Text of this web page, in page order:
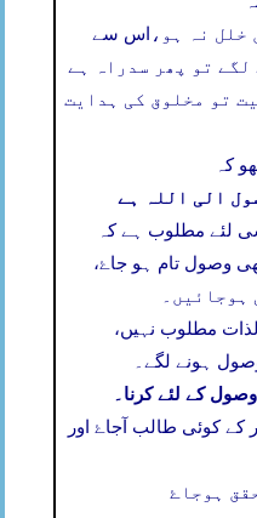
اس سے خلل نہ ہو،
لگے تو پھر سدراہ ہے
تو مخلوق کی ہدایت
کہ
الی اللہ ہے
لئے مطلوب ہے کہ
وصول تام ہو جاۓ،
مطلوب نہیں،
ہونے لگے۔
کے لئے کرنا۔
کے کوئی طالب آجاۓ اور
ہوجاۓ